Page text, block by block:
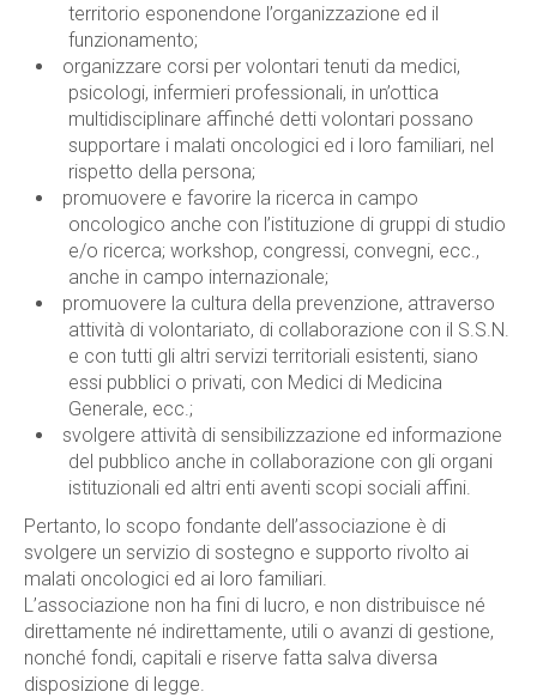
territorio esponendone l’organizzazione ed il
funzionamento;
organizzare corsi per volontari tenuti da medici,
psicologi, infermieri professionali, in un’ottica
multidisciplinare affinché detti volontari possano
supportare i malati oncologici ed i loro familiari, nel
rispetto della persona;
promuovere e favorire la ricerca in campo
oncologico anche con l’istituzione di gruppi di studio
e/o ricerca; workshop, congressi, convegni, ecc.,
anche in campo internazionale;
promuovere la cultura della prevenzione, attraverso
attività di volontariato, di collaborazione con il S.S.N.
e con tutti gli altri servizi territoriali esistenti, siano
essi pubblici o privati, con Medici di Medicina
Generale, ecc.;
svolgere attività di sensibilizzazione ed informazione
del pubblico anche in collaborazione con gli organi
istituzionali ed altri enti aventi scopi sociali affini.
Pertanto, lo scopo fondante dell’associazione è di
svolgere un servizio di sostegno e supporto rivolto ai
malati oncologici ed ai loro familiari.
L’associazione non ha fini di lucro, e non distribuisce né
direttamente né indirettamente, utili o avanzi di gestione,
nonché fondi, capitali e riserve fatta salva diversa
disposizione di legge.